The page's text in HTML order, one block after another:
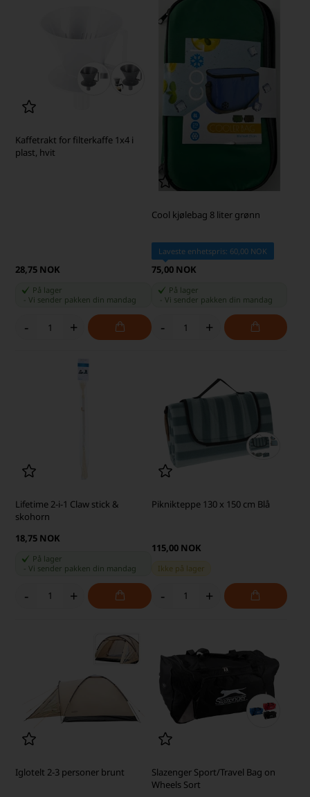
Kaffetrakt for filterkaffe 1x4 i
plast, hvit
28,75 NOK
På lager
-Vi sender pakken din mandag
- +
Cool kjølebag 8 liter grønn
Laveste enhetspris: 60,00 NOK
75,00 NOK
På lager
Vi sender pakken din mandag
- +
Lifetime 2-i-1 Claw stick &
skohorn
18,75 NOK
På lager
-Vi sender pakken din mandag
- +
Piknikteppe 130 x 150 cm Blå
115,00 NOK
Ikke på lager
- +
Iglotelt 2-3 personer brunt
Slazenger Sport/Travel Bag on
Wheels Sort